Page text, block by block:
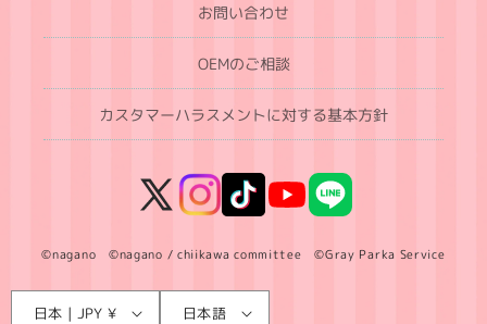
お問い合わせ
OEMのご相談
カスタマーハラスメントに対する基本方針
X
InstagramTikTokYouTubeLINE
©nagano ©nagano / chiikawa committee ©Gray Parka Service
国
日本 | JPY ¥ 日本語